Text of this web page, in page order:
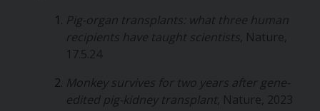
Pig-organ transplants: what three human
recipients have taught scientists, Nature,
17.5.24
Monkey survives for two years after gene-
edited pig-kidney transplant, Nature, 2023